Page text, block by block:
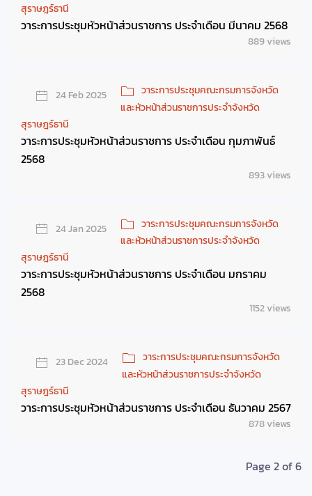
สุราษฎร์ธานี
วาระการประชุมหัวหน้าส่วนราชการ ประจำเดือน มีนาคม 2568
889 views
24 Feb 2025
วาระการประชุมคณะกรมการจังหวัด
และหัวหน้าส่วนราชการประจำจังหวัด
สุราษฎร์ธานี
วาระการประชุมหัวหน้าส่วนราชการ ประจำเดือน กุมภาพันธ์
2568
893 views
24 Jan 2025
วาระการประชุมคณะกรมการจังหวัด
และหัวหน้าส่วนราชการประจำจังหวัด
สุราษฎร์ธานี
วาระการประชุมหัวหน้าส่วนราชการ ประจำเดือน มกราคม
2568
1152 views
23 Dec 2024
วาระการประชุมคณะกรมการจังหวัด
และหัวหน้าส่วนราชการประจำจังหวัด
สุราษฎร์ธานี
วาระการประชุมหัวหน้าส่วนราชการ ประจำเดือน ธันวาคม 2567
878 views
Page 2 of 6